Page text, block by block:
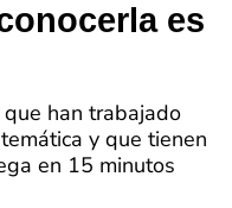
es
han trabajado
y que tienen
en 15 minutos